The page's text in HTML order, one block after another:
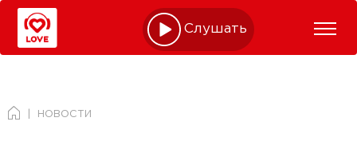
Слушать online
НОВОСТИ